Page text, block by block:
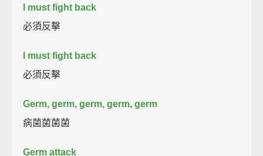
I must fight back
必須反擊
I must fight back
必須反擊
Germ, germ, germ, germ, germ
病菌菌菌菌
Germ attack